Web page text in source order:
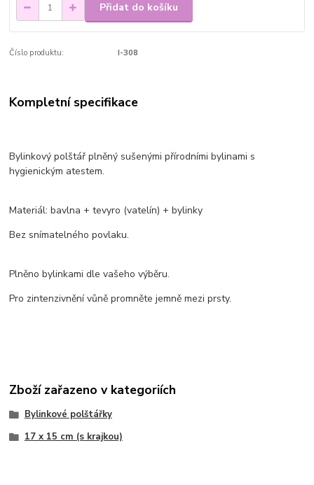
Přidat do košíku
Číslo produktu: I-308
Kompletní specifikace
Bylinkový polštář plněný sušenými přírodními bylinami s
hygienickým atestem.
Materiál: bavlna + tevyro (vatelín) + bylinky
Bez snímatelného povlaku.
Plněno bylinkami dle vašeho výběru.
Pro zintenzivnění vůně promněte jemně mezi prsty.
Zboží zařazeno v kategoriích
Bylinkové polštářky
17 x 15 cm (s krajkou)